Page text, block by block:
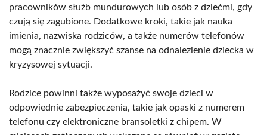
pracowników służb mundurowych lub osób z dziećmi, gdy
czują się zagubione. Dodatkowe kroki, takie jak nauka
imienia, nazwiska rodziców, a także numerów telefonów
mogą znacznie zwiększyć szanse na odnalezienie dziecka w
kryzysowej sytuacji.
Rodzice powinni także wyposażyć swoje dzieci w
odpowiednie zabezpieczenia, takie jak opaski z numerem
telefonu czy elektroniczne bransoletki z chipem. W